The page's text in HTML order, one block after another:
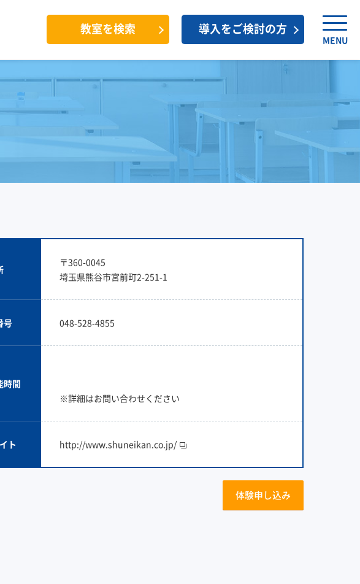
教室を検索 導入をご検討の方
MENU
〒360-0045
埼玉県熊谷市宮前町2-251-1
号 048-528-4855
時間
※詳細はお問い合わせください
ト http://www.shuneikan.co.jp/
体験申し込み